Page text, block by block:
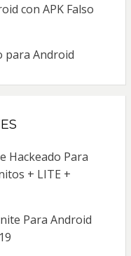
con APK Falso
para Android
Hackeado Para
+ LITE +
Para Android